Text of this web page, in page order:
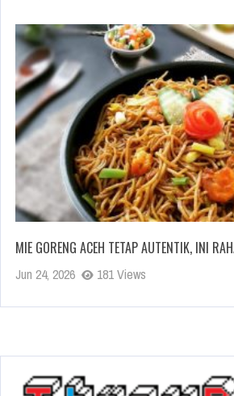
MIE GORENG ACEH TETAP AUTENTIK, INI
Jun 24, 2026 181 Views